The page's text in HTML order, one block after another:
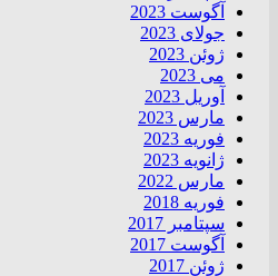
آگوست 2023
جولای 2023
ژوئن 2023
می 2023
آوریل 2023
مارس 2023
فوریه 2023
ژانویه 2023
مارس 2022
فوریه 2018
سپتامبر 2017
آگوست 2017
ژوئن 2017